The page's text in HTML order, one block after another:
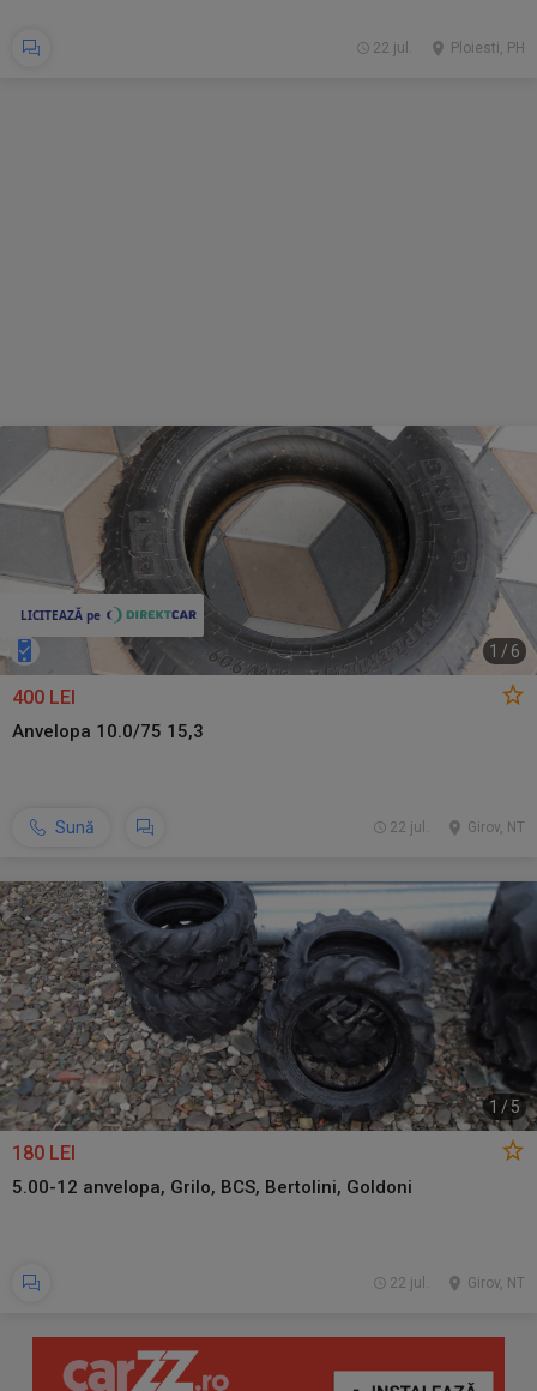
Ploiesti, PH
22 jul.
1 / 6
400 LEI
Anvelopa 10.0/75 15,3
Sună Girov, NT
22 jul.
1 / 5
180 LEI
5.00-12 anvelopa, Grilo, BCS, Bertolini, Goldoni
Girov, NT
22 jul.